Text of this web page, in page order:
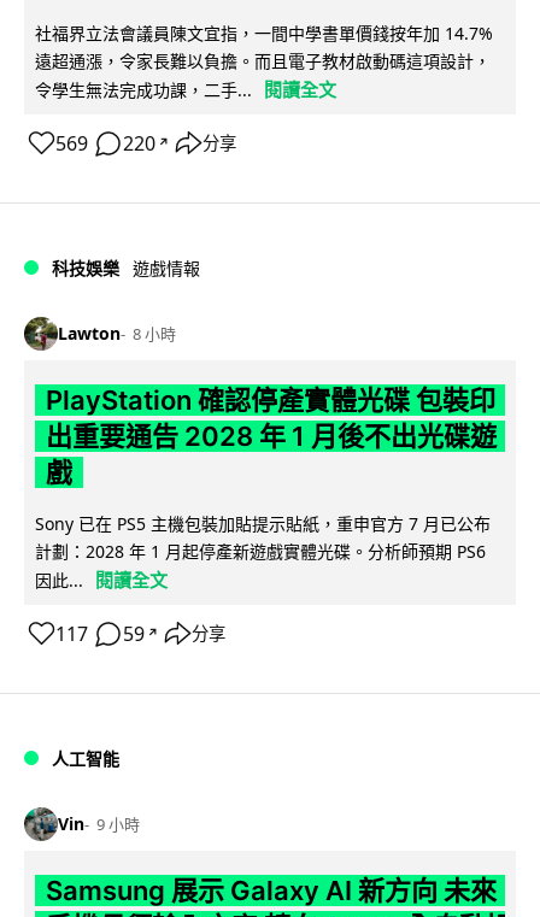
社福界立法會議員陳文宜指，一間中學書單價錢按年加 14.7%
遠超通漲，令家長難以負擔。而且電子教材啟動碼這項設計，
令學生無法完成功課，二手...
閱讀全文
569 220 ↗ 分享
科技娛樂 遊戲情報
Lawton 8 小時
PlayStation 確認停產實體光碟 包裝印
出重要通告 2028 年 1 月後不出光碟遊
戲
Sony 已在 PS5 主機包裝加貼提示貼紙，重申官方 7 月已公布
計劃：2028 年 1 月起停產新遊戲實體光碟。分析師預期 PS6
因此...
閱讀全文
117 59 ↗ 分享
人工智能
Vin 9 小時
Samsung 展示 Galaxy AI 新方向 未來